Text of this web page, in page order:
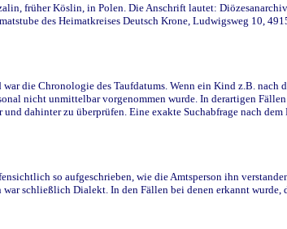
früher Köslin, in Polen. Die Anschrift lautet:
des Heimatkreises Deutsch Krone, Ludwigsweg 10,
die Chronologie des Taufdatums. Wenn ein Kind z.B.
nicht unmittelbar vorgenommen wurde. In derartigen
dahinter zu überprüfen. Eine exakte Suchabfrage nach
so aufgeschrieben, wie die Amtsperson ihn
schließlich Dialekt. In den Fällen bei denen erkannt